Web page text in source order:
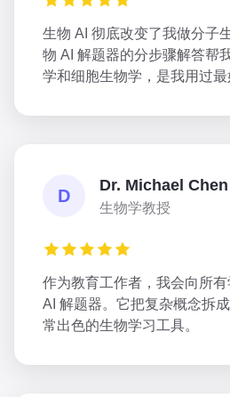
生物 AI 彻底改变了我做分子
物 AI 解题器的分步骤解答帮
学和细胞生物学，是我用过最
D
Dr. Michael Chen
生物学教授
作为教育工作者，我会向所
AI 解题器。它把复杂概念拆
常出色的生物学习工具。